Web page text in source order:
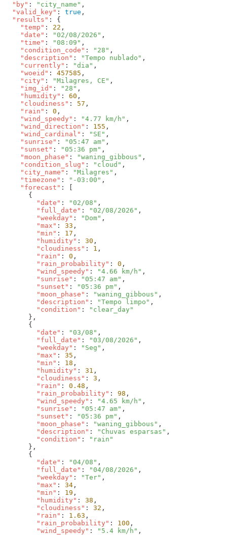
  "by"
: "city_name"
  "valid_key"
: true
  "results"
    "temp"
: 22
    "date"
: "02/08/2026"
    "time"
: "08:09"
    "condition_code"
: "28"
    "description"
: "Tempo nublado"
    "currently"
: "dia"
    "woeid"
: 457585
    "city"
: "Milagres, CE"
    "img_id"
: "28"
    "humidity"
: 60
    "cloudiness"
: 57
    "rain"
: 0
    "wind_speedy"
: "4.77 km/h"
    "wind_direction"
: 155
    "wind_cardinal"
: "SE"
    "sunrise"
: "05:47 am"
    "sunset"
: "05:36 pm"
    "moon_phase"
: "waning_gibbous"
    "condition_slug"
: "cloud"
    "city_name"
: "Milagres"
    "timezone"
: "-03:00"
    "forecast"
        "date"
: "02/08"
        "full_date"
: "02/08/2026"
        "weekday"
: "Dom"
        "max"
: 33
        "min"
: 17
        "humidity"
: 30
        "cloudiness"
: 1
        "rain"
: 0
        "rain_probability"
: 0
        "wind_speedy"
: "4.66 km/h"
        "sunrise"
: "05:47 am"
        "sunset"
: "05:36 pm"
        "moon_phase"
: "waning_gibbous"
        "description"
: "Tempo limpo"
        "condition"
:
        "date"
: "03/08"
        "full_date"
: "03/08/2026"
        "weekday"
: "Seg"
        "max"
: 35
        "min"
: 18
        "humidity"
: 31
        "cloudiness"
: 3
        "rain"
: 0.48
        "rain_probability"
: 98
        "wind_speedy"
: "4.65 km/h"
        "sunrise"
: "05:47 am"
        "sunset"
: "05:36 pm"
        "moon_phase"
: "waning_gibbous"
        "description"
: "Chuvas esparsas"
        "condition"
:
        "date"
: "04/08"
        "full_date"
: "04/08/2026"
        "weekday"
: "Ter"
        "max"
: 34
        "min"
: 19
        "humidity"
: 38
        "cloudiness"
: 32
        "rain"
: 1.63
        "rain_probability"
: 100
        "wind_speedy"
: "5.4 km/h"